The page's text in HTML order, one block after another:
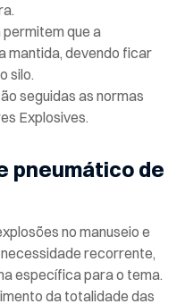
que a
mantida, devendo ficar
silo.
seguidas as normas
Explosives.
pneumático de
no manuseio e
recorrente,
específica para o tema.
da totalidade das